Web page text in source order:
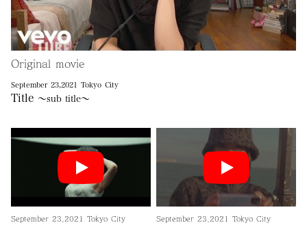
Original movie
September 23,2021 Tokyo City
Title ～sub title～
September 23,2021 Tokyo City September 23,2021 Tokyo City